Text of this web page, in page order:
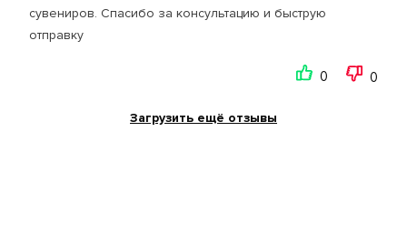
сувениров. Спасибо за консультацию и быструю
отправку
0 0
Загрузить ещё отзывы